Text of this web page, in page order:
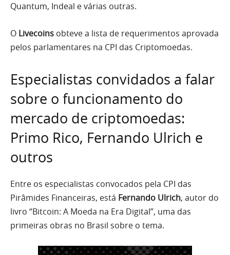
Quantum, Indeal e várias outras.
O Livecoins obteve a lista de requerimentos aprovada
pelos parlamentares na CPI das Criptomoedas.
Especialistas convidados a falar
sobre o funcionamento do
mercado de criptomoedas:
Primo Rico, Fernando Ulrich e
outros
Entre os especialistas convocados pela CPI das
Pirâmides Financeiras, está Fernando Ulrich, autor do
livro “Bitcoin: A Moeda na Era Digital”, uma das
primeiras obras no Brasil sobre o tema.